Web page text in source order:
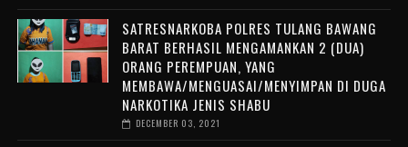
SATRESNARKOBA POLRES TULANG BAWANG
BARAT BERHASIL MENGAMANKAN 2 (DUA)
ORANG PEREMPUAN, YANG
MEMBAWA/MENGUASAI/MENYIMPAN DI DUGA
NARKOTIKA JENIS SHABU
DECEMBER 03, 2021